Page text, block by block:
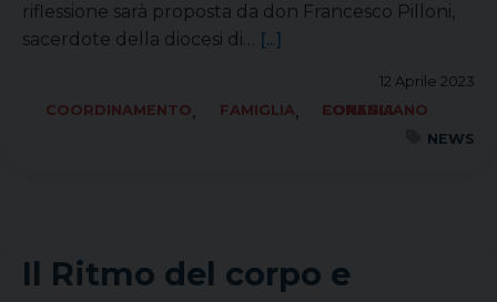
riflessione sarà proposta da don Francesco Pilloni,
sacerdote della diocesi di… [...]
12 Aprile 2023
COORDINAMENTO, FAMIGLIA,
FORANIA CONEGLIANO
NEWS
Il Ritmo del corpo e